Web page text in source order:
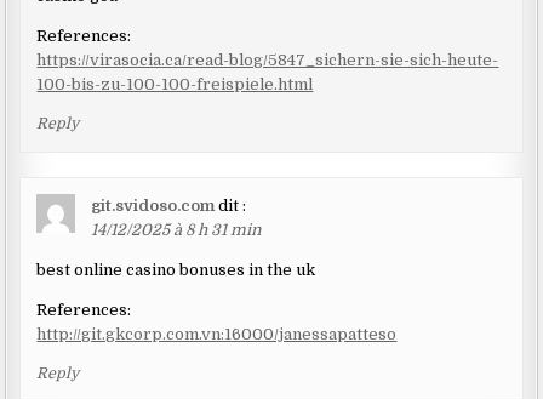
References:
https://virasocia.ca/read-blog/5847_sichern-sie-sich-heute-
100-bis-zu-100-100-freispiele.html
Reply
git.svidoso.com dit :
14/12/2025 à 8 h 31 min
best online casino bonuses in the uk
References:
http://git.gkcorp.com.vn:16000/janessapatteso
Reply